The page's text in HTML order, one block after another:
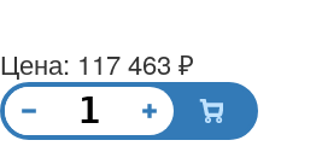
Цена: 117 463 ₽